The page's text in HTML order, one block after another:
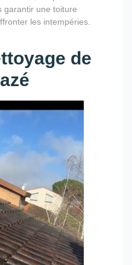
garantir une toiture
les intempéries.
de